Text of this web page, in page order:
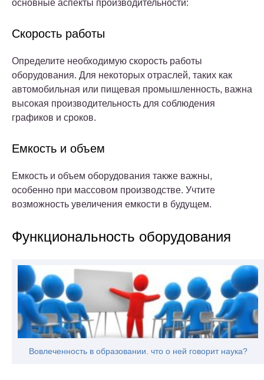
основные аспекты производительности:
Скорость работы
Определите необходимую скорость работы
оборудования. Для некоторых отраслей, таких как
автомобильная или пищевая промышленность, важна
высокая производительность для соблюдения
графиков и сроков.
Емкость и объем
Емкость и объем оборудования также важны,
особенно при массовом производстве. Учтите
возможность увеличения емкости в будущем.
Функциональность оборудования
Вовлеченность в образовании. что о ней говорит наука?